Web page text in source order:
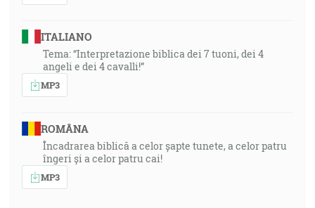
ITALIANO
Tema: “Interpretazione biblica dei 7 tuoni, dei 4
angeli e dei 4 cavalli!”
MP3
ROMÂNA
Încadrarea biblică a celor șapte tunete, a celor patru
îngeri și a celor patru cai!
MP3